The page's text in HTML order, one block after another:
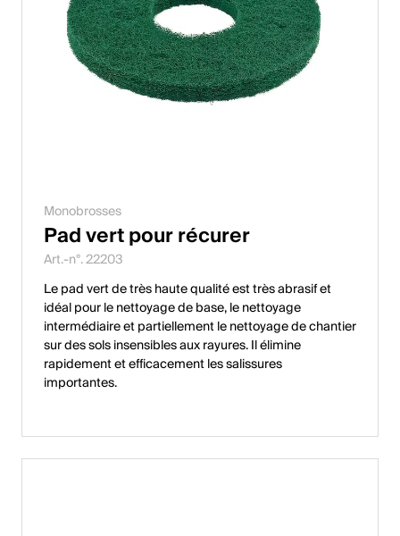
Monobrosses
Pad vert pour récurer
Art.-n°. 22203
Le pad vert de très haute qualité est très abrasif et
idéal pour le nettoyage de base, le nettoyage
intermédiaire et partiellement le nettoyage de chantier
sur des sols insensibles aux rayures. Il élimine
rapidement et efficacement les salissures
importantes.